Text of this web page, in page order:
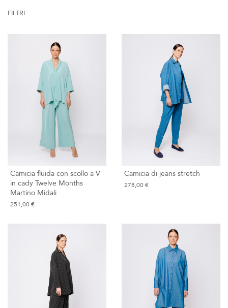
FILTRI
Camicia fluida con scollo a V
in cady Twelve Months
Martino Midali
251,00 €
Camicia di jeans stretch
278,00 €